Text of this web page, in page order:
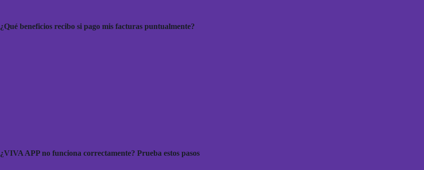
¿Qué beneficios recibo si pago mis facturas puntualmente?
¿VIVA APP no funciona correctamente? Prueba estos pasos